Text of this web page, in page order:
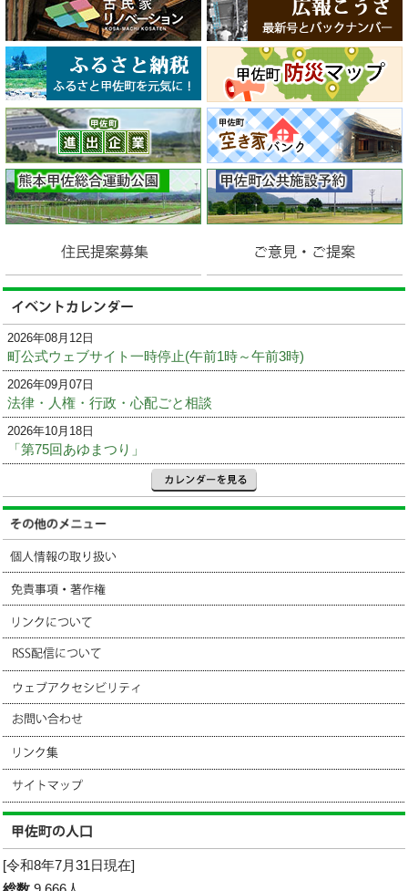
2026年08月12日
町公式ウェブサイト一時停止(午前1時～午前3時)
2026年09月07日
法律・人権・行政・心配ごと相談
2026年10月18日
「第75回あゆまつり」
[令和8年7月31日現在]